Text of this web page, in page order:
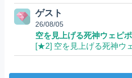
ゲスト
26/08/05
空を見上げる死神ウェピ
[★2] 空を見上げる死神ウ